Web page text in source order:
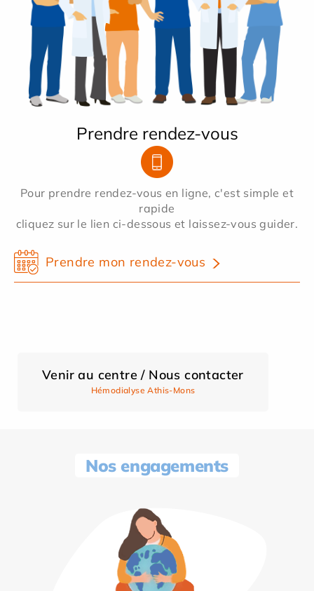
Prendre rendez-vous
Pour prendre rendez-vous en ligne, c'est simple et
rapide
cliquez sur le lien ci-dessous et laissez-vous guider.
Prendre mon rendez-vous
Venir au centre / Nous contacter
Hémodialyse Athis-Mons
Nos engagements